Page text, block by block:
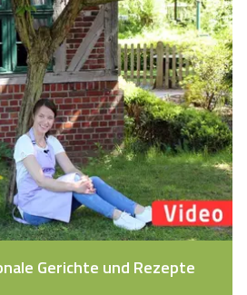
Gerichte und Rezepte